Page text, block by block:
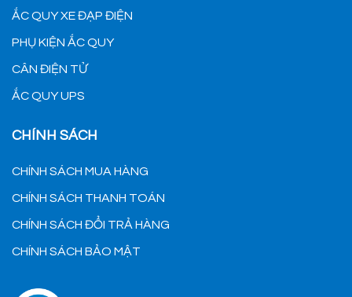
ẮC QUY XE ĐẠP ĐIỆN
PHỤ KIỆN ẮC QUY
CÂN ĐIỆN TỬ
ẮC QUY UPS
CHÍNH SÁCH
CHÍNH SÁCH MUA HÀNG
CHÍNH SÁCH THANH TOÁN
CHÍNH SÁCH ĐỔI TRẢ HÀNG
CHÍNH SÁCH BẢO MẬT